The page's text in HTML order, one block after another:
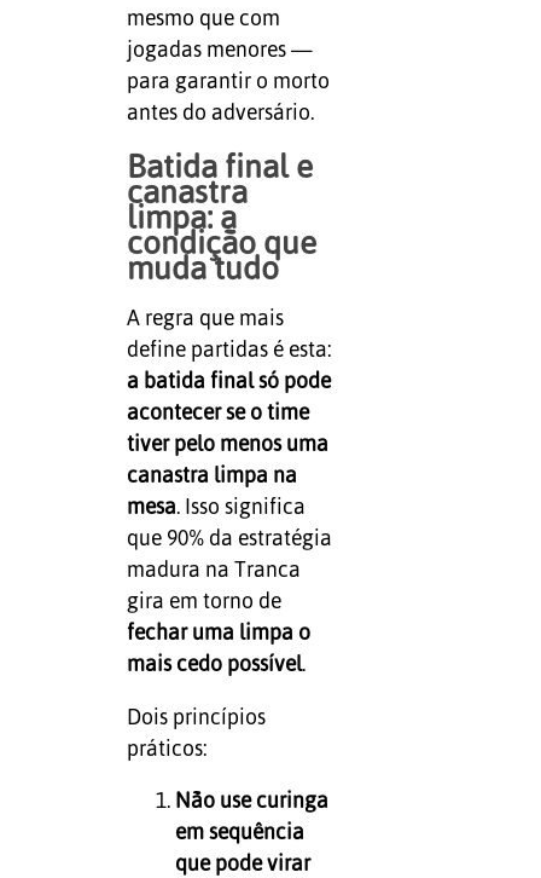
mesmo que com
jogadas menores —
para garantir o morto
antes do adversário.
Batida final e
canastra
limpa: a
condição que
muda tudo
A regra que mais
define partidas é esta:
a batida final só pode
acontecer se o time
tiver pelo menos uma
canastra limpa na
mesa. Isso significa
que 90% da estratégia
madura na Tranca
gira em torno de
fechar uma limpa o
mais cedo possível.
Dois princípios
práticos:
Não use curinga
em sequência
que pode virar